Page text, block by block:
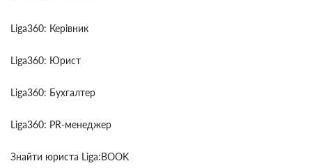
Liga360: Керівник
Liga360: Юрист
Liga360: Бухгалтер
Liga360: PR-менеджер
Знайти юриста Liga:BOOK